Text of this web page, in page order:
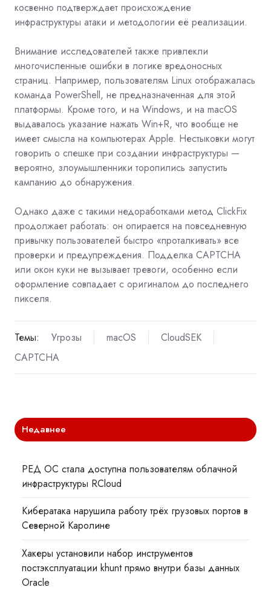
косвенно подтверждает происхождение
инфраструктуры атаки и методологии её реализации.
Внимание исследователей также привлекли
многочисленные ошибки в логике вредоносных
страниц. Например, пользователям Linux отображалась
команда PowerShell, не предназначенная для этой
платформы. Кроме того, и на Windows, и на macOS
выдавалось указание нажать Win+R, что вообще не
имеет смысла на компьютерах Apple. Нестыковки могут
говорить о спешке при создании инфраструктуры —
вероятно, злоумышленники торопились запустить
кампанию до обнаружения.
Однако даже с такими недоработками метод ClickFix
продолжает работать: он опирается на повседневную
привычку пользователей быстро «проталкивать» все
проверки и предупреждения. Подделка CAPTCHA
или окон куки не вызывает тревоги, особенно если
оформление совпадает с оригиналом до последнего
пикселя.
Темы: Угрозы macOS
CloudSEK
CAPTCHA
Недавнее
РЕД ОС стала доступна пользователям облачной
инфраструктуры RCloud
Кибератака нарушила работу трёх грузовых портов в
Северной Каролине
Хакеры установили набор инструментов
постэксплуатации khunt прямо внутри базы данных
Oracle